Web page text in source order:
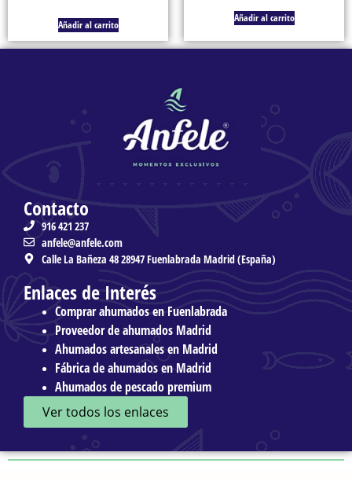
Añadir al carrito
Añadir al carrito
Contacto
916 421 237
anfele@anfele.com
Calle La Bañeza 48 28947 Fuenlabrada Madrid (España)
Enlaces de Interés
Comprar ahumados en Fuenlabrada
Proveedor de ahumados Madrid
Ahumados artesanales en Madrid
Fábrica de ahumados en Madrid
Ahumados de pescado premium
Ver todos los enlaces